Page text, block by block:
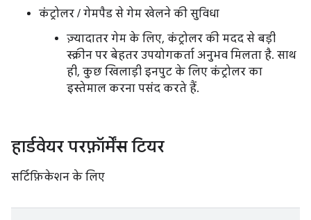
कंट्रोलर / गेमपैड से गेम खेलने की सुविधा
ज़्यादातर गेम के लिए, कंट्रोलर की मदद से बड़ी
स्क्रीन पर बेहतर उपयोगकर्ता अनुभव मिलता है. साथ
ही, कुछ खिलाड़ी इनपुट के लिए कंट्रोलर का
इस्तेमाल करना पसंद करते हैं.
हार्डवेयर परफ़ॉर्मेंस टियर
सर्टिफ़िकेशन के लिए